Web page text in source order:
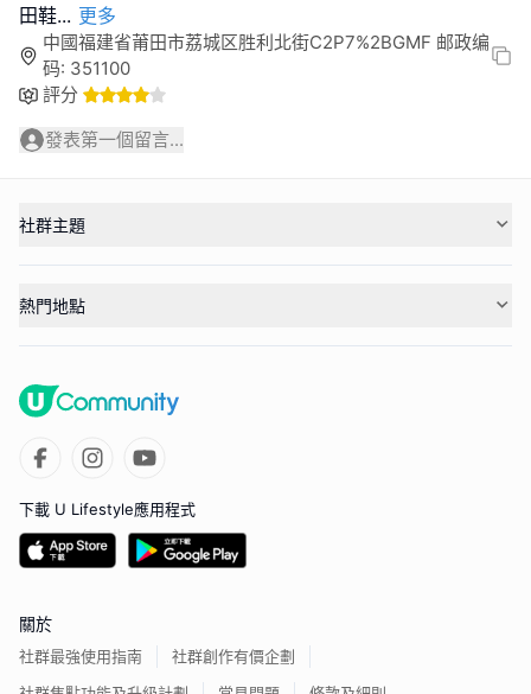
田鞋... 更多
中國福建省莆田市荔城区胜利北街C2P7%2BGMF 邮政编
码: 351100
評分
發表第一個留言...
社群主題
熱門地點
下載 U Lifestyle應用程式
關於
社群最強使用指南
社群創作有價企劃